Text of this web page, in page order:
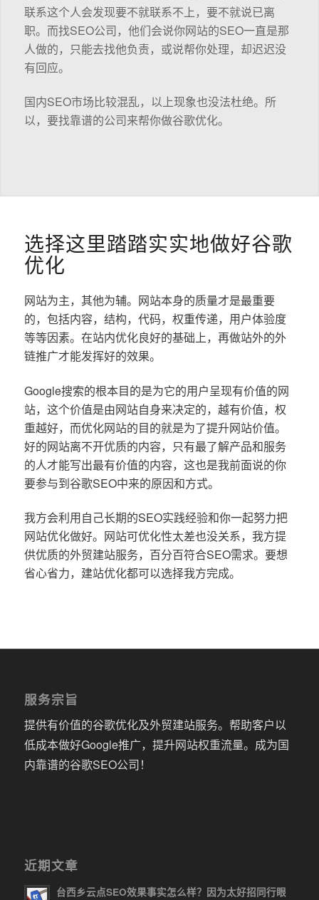
联系这个人会发现要不就联系不上，要不就说已离
职。而找SEO公司，他们会说你网站的SEO一直是那
人做的，只能去找他负责，或说帮你处理，却迟迟没
有回应。
国内SEO市场比较混乱，以上现象也没法杜绝。所
以，要找靠谱的公司来帮你做谷歌优化。
选择这里踏踏实实地做好谷歌
优化
网站为主，其他为辅。网站本身的质量才是最重要
的，包括内容，结构，代码，权重传递，用户体验度
等等因素。在站内优化良好的基础上，再做站外的外
链推广才能发挥好的效果。
Google搜索的根本目的是为它的用户呈现有价值的网
站，这个价值是由网站自身来决定的，越有价值，权
重越好，而优化网站的目的就是为了提升网站价值。
好的网站离不开优质的内容，只有最了解产品和服务
的人才能写出最有价值的内容，这也是我前面说的你
要参与到谷歌SEO中来的原因和方式。
我方会利用自己长期的SEO实践经验和你一起努力把
网站优化做好。网站可优化性太差也没关系，我方提
供优质的外贸建站服务，百分百符合SEO需求。要想
省心省力，建站优化都可以选择我方完成。
服务宗旨
提供有价值的谷歌优化及外贸建站服务。帮助客户以
低成本做好Google推广，提升网站权重流量。成为国
内靠谱的谷歌SEO公司！
近期文章
台西乡云点SEO效果事实怎么样？因为太好招同行眼